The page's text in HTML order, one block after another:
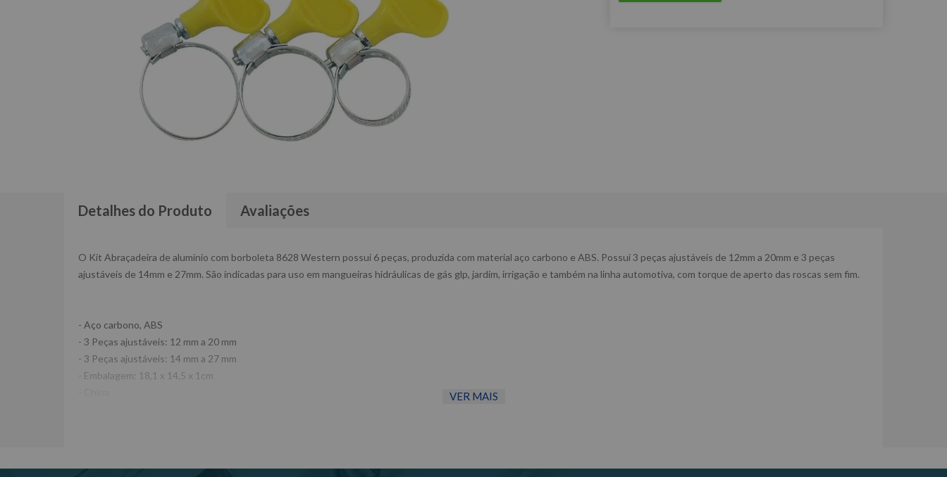
Detalhes do Produto Avaliações
O Kit Abraçadeira de alumínio com borboleta 8628 Western possui 6 peças, produzida com material aço carbono e ABS. Possui 3 peças ajustáveis de 12mm a 20mm e 3 peças
ajustáveis de 14mm e 27mm. São indicadas para uso em mangueiras hidráulicas de gás glp, jardim, irrigação e também na linha automotiva, com torque de aperto das roscas sem fim.
- Aço carbono, ABS
- 3 Peças ajustáveis: 12 mm a 20 mm
- 3 Peças ajustáveis: 14 mm a 27 mm
- Embalagem: 18,1 x 14,5 x 1cm
VER MAIS